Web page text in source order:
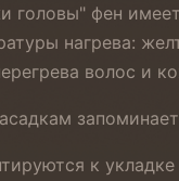
фен
нагрева:
волос и
к